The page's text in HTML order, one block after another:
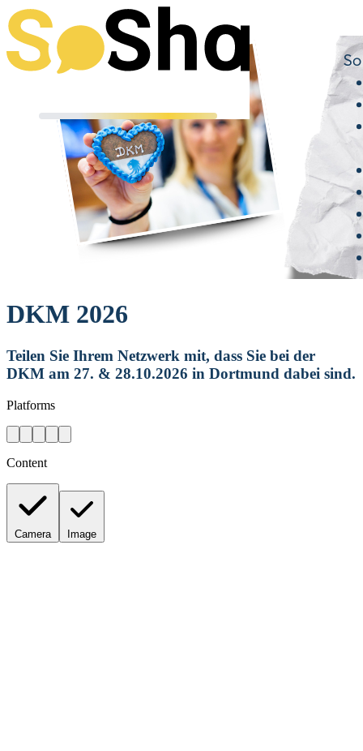
DKM 2026
Teilen Sie Ihrem Netzwerk mit, dass Sie bei der
DKM am 27. & 28.10.2026 in Dortmund dabei sind.
Platforms
Content
Camera Image